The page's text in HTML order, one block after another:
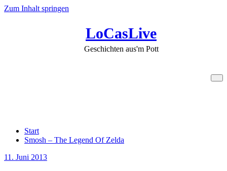
Zum Inhalt springen
LoCasLive
Geschichten aus'm Pott
Start
Smosh – The Legend Of Zelda
11. Juni 2013